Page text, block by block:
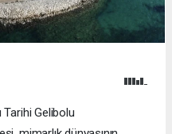
Tarihi Gelibolu